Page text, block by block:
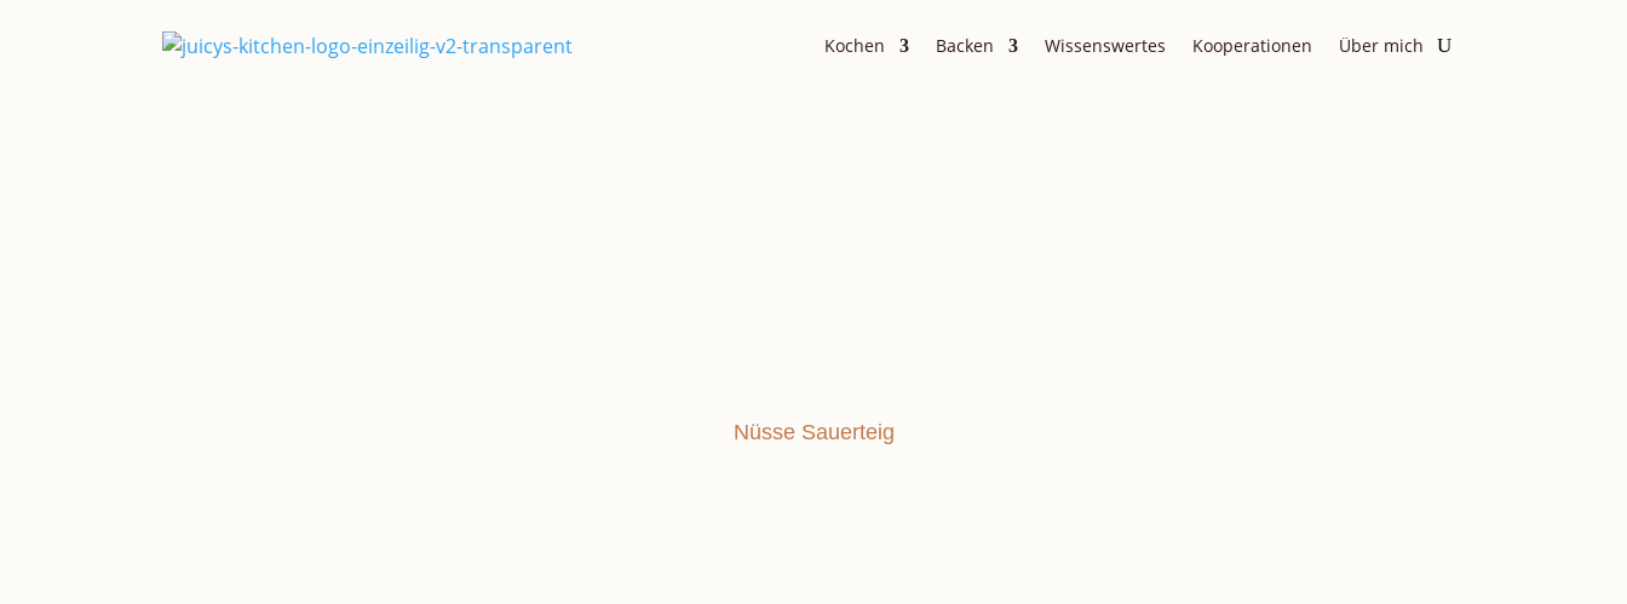
Kochen Backen Wissenswertes Kooperationen Über mich
Nüsse Sauerteig